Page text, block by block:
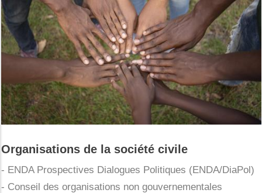
Organisations de la société civile
- ENDA Prospectives Dialogues Politiques (ENDA/DiaPol)
- Conseil des organisations non gouvernementales